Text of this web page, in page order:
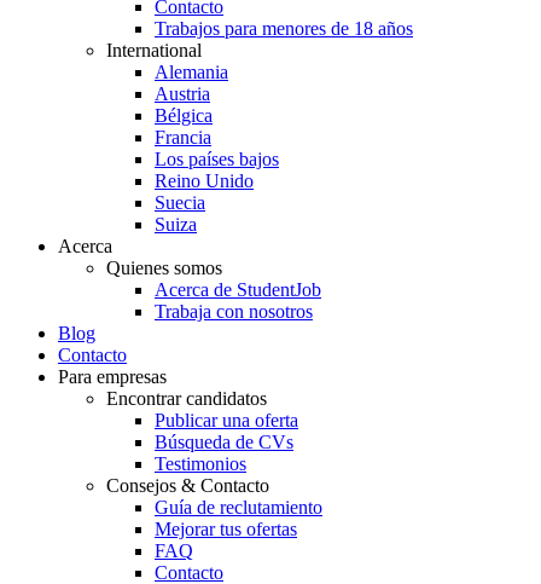
Contacto
Trabajos para menores de 18 años
International
Alemania
Austria
Bélgica
Francia
Los países bajos
Reino Unido
Suecia
Suiza
Acerca
Quienes somos
Acerca de StudentJob
Trabaja con nosotros
Blog
Contacto
Para empresas
Encontrar candidatos
Publicar una oferta
Búsqueda de CVs
Testimonios
Consejos & Contacto
Guía de reclutamiento
Mejorar tus ofertas
FAQ
Contacto